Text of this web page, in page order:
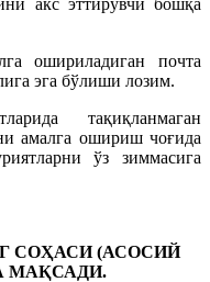
ошириладиган почта
эга бўлиши лозим.
тақиқланмаган
амалга ошириш чоғида
ўз зиммасига
СОҲАСИ (АСОСИЙ
МАҚСАДИ.